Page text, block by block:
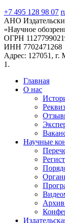
+7 495 128 98 07
АНО
«Научное
ОГРН
ИНН 7702471268
Адрес: 127051, г.
1.
Главная
О нас
Научные